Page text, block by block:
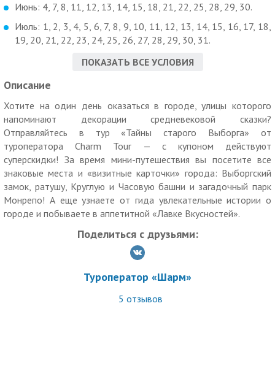
Июнь: 4, 7, 8, 11, 12, 13, 14, 15, 18, 21, 22, 25, 28, 29, 30.
Июль: 1, 2, 3, 4, 5, 6, 7, 8, 9, 10, 11, 12, 13, 14, 15, 16, 17, 18,
19, 20, 21, 22, 23, 24, 25, 26, 27, 28, 29, 30, 31.
Август: 1, 2, 3, 4, 5, 6, 7, 8, 9, 10, 11, 12, 13, 14, 15, 16, 17, 18,
Посмотреть программу тура
Чем особенно хорош этот тур:
— 8 главных достопримечательностей Выборга, все его
«визитные карточки», включая Выборгский замок, ратушу,
Круглую и Часовую башни и загадочный парк Монрепо;
— отличные фото! Выборг — город, похожий на рыцарскую
сказку. Он необычайно фотогеничен, вы вернетесь с
гигабайтами атмосферных снимков!
— есть возможность заглянуть в антуражную «Лавку
Оплачивается дополнительно (по желанию):
— вход на Замковый остров — 100 р.;
ПОКАЗАТЬ ВСЕ УСЛОВИЯ
Описание
Хотите на один день оказаться в городе, улицы которого
напоминают декорации средневековой сказки?
Отправляйтесь в тур «Тайны старого Выборга» от
туроператора Charm Tour — с купоном действуют
суперскидки! За время мини-путешествия вы посетите все
знаковые места и «визитные карточки» города: Выборгский
замок, ратушу, Круглую и Часовую башни и загадочный парк
Монрепо! А еще узнаете от гида увлекательные истории о
городе и побываете в аппетитной «Лавке Вкусностей».
Поделиться с друзьями:
Туроператор «Шарм»
5 отзывов